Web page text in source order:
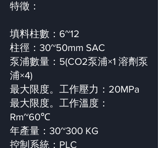
特徵：
填料柱數：6~12
柱徑：30~50mm SAC
泵浦數量：5(CO2泵浦×1 溶劑泵
浦×4)
最大限度。工作壓力：20MPa
最大限度。工作溫度：
Rm~60℃
年產量：30~300 KG
控制系統：PLC